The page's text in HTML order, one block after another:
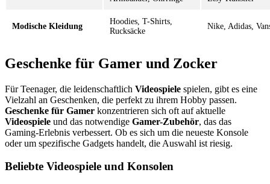
Modische Kleidung
Hoodies, T-Shirts,
Rucksäcke
Nike, Adidas,
Geschenke für Gamer und Zocker
Für Teenager, die leidenschaftlich Videospiele spielen, gibt es eine
Vielzahl an Geschenken, die perfekt zu ihrem Hobby passen.
Geschenke für Gamer konzentrieren sich oft auf aktuelle
Videospiele und das notwendige Gamer-Zubehör, das das
Gaming-Erlebnis verbessert. Ob es sich um die neueste Konsole
oder um spezifische Gadgets handelt, die Auswahl ist riesig.
Beliebte Videospiele und Konsolen